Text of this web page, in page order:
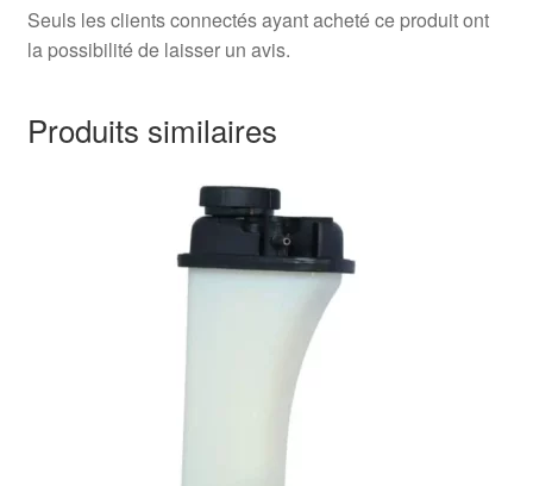
Seuls les clients connectés ayant acheté ce produit ont
la possibilité de laisser un avis.
Produits similaires